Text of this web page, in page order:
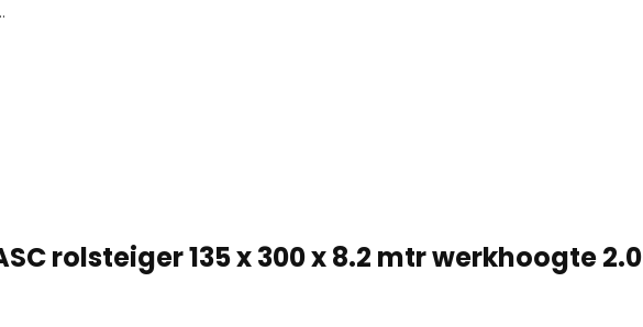
rolsteiger 135 x 300 x 8.2 mtr werkhoogte 2.0